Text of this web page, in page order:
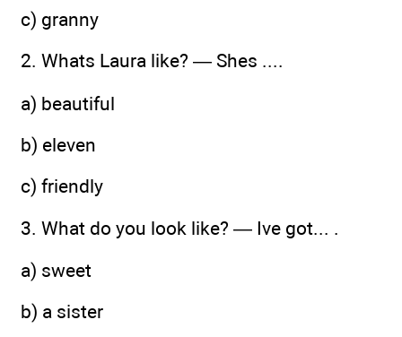
c) granny
2. Whats Laura like? — Shes ....
a) beautiful
b) eleven
c) friendly
3. What do you look like? — Ive got... .
a) sweet
b) a sister